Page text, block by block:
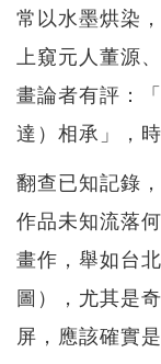
常以水墨烘染
上窺元人董源
畫論者有評：
達）相承」，
翻查已知記錄
作品未知流落
畫作，舉如台
圖），尤其是
屏，應該確實